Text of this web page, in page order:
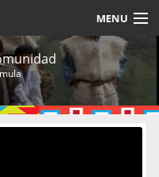
MENU